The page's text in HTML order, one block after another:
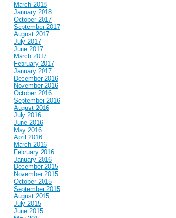
March 2018
January 2018
October 2017
September 2017
August 2017
July 2017
June 2017
March 2017
February 2017
January 2017
December 2016
November 2016
October 2016
September 2016
August 2016
July 2016
June 2016
May 2016
April 2016
March 2016
February 2016
January 2016
December 2015
November 2015
October 2015
September 2015
August 2015
July 2015
June 2015